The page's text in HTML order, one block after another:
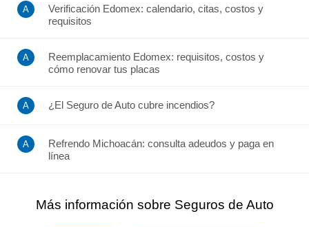
Verificación Edomex: calendario, citas, costos y
requisitos
Reemplacamiento Edomex: requisitos, costos y
cómo renovar tus placas
¿El Seguro de Auto cubre incendios?
Refrendo Michoacán: consulta adeudos y paga en
línea
Más información sobre Seguros de Auto